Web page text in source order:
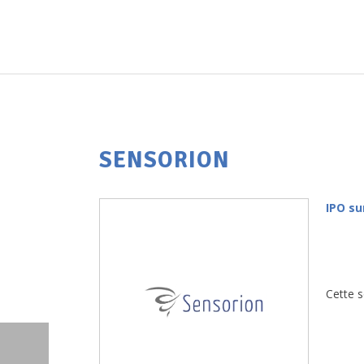
SENSORION
IPO
Cette